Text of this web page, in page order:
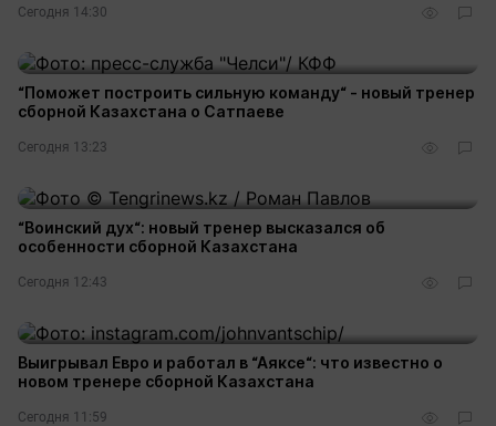
Сегодня 14:30
“Поможет построить сильную команду“ - новый тренер
сборной Казахстана о Сатпаеве
Сегодня 13:23
“Воинский дух“: новый тренер высказался об
особенности сборной Казахстана
Сегодня 12:43
Выигрывал Евро и работал в “Аяксе“: что известно о
новом тренере сборной Казахстана
Сегодня 11:59 13